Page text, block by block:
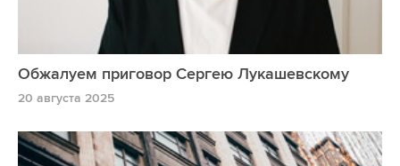
Обжалуем приговор Сергею Лукашевскому
20 августа 2025